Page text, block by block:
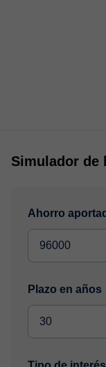
Simulador de
Ahorro
Plazo en años